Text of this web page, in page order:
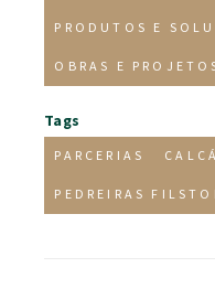
PRODUTOS E
OBRAS E
Tags
PARCERIAS
PEDREIRAS